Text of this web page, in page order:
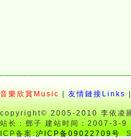
音樂欣賞Music 友情鏈接Links
copyright© 2005-2010 李依凌
站长：鄧子 建站时间：2007-3-
ICP备案:沪ICP备09022709号